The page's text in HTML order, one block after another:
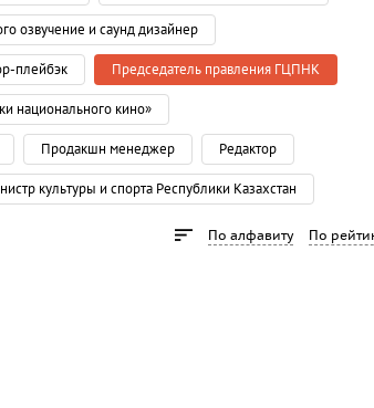
озвучение и саунд дизайнер
плейбэк Председатель правления ГЦПНК
национального кино»
Продакшн менеджер Редактор
культуры и спорта Республики Казахстан
По алфавиту По